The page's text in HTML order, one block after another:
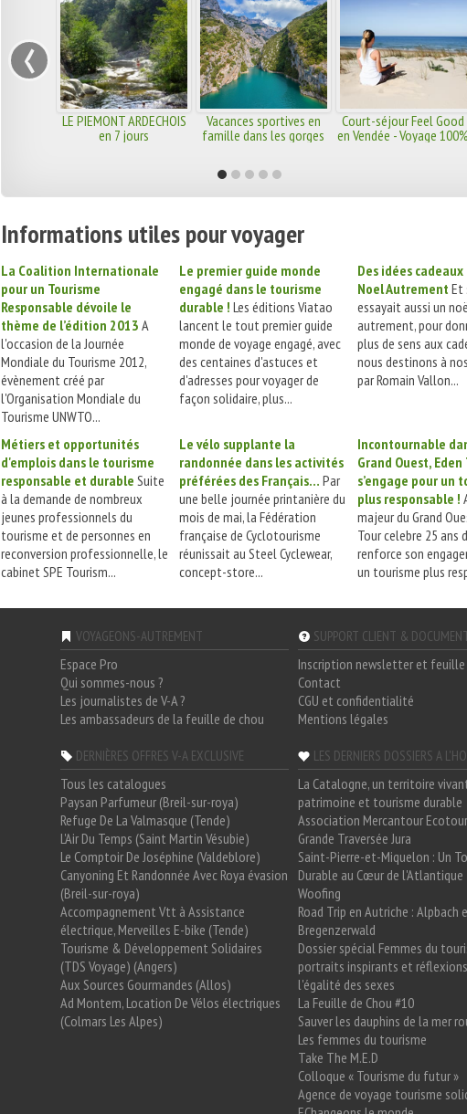
LE PIEMONT ARDECHOIS
en 7 jours
Vacances sportives en
famille dans les gorges
Court-séjour Feel Good
en Vendée - Voyage 100%
‹
Informations utiles pour voyager
La Coalition Internationale
pour un Tourisme
Responsable dévoile le
thème de l’édition 2013 A
l'occasion de la Journée
Mondiale du Tourisme 2012,
évènement créé par
l'Organisation Mondiale du
Tourisme UNWTO...
Le premier guide monde
engagé dans le tourisme
durable ! Les éditions Viatao
lancent le tout premier guide
monde de voyage engagé, avec
des centaines d'astuces et
d'adresses pour voyager de
façon solidaire, plus...
Des idées
Noel Autrement Et
essayait aussi un
autrement, pour
plus de sens aux
nous destinons à
par Romain Vallon...
Métiers et opportunités
d'emplois dans le tourisme
responsable et durable Suite
à la demande de nombreux
jeunes professionnels du
tourisme et de personnes en
reconversion professionnelle, le
cabinet SPE Tourism...
Le vélo supplante la
randonnée dans les activités
préférées des Français… Par
une belle journée printanière du
mois de mai, la Fédération
française de Cyclotourisme
réunissait au Steel Cyclewear,
concept-store...
Incontournable
Grand Ouest, Eden
s’engage pour un
plus responsable !
majeur du Grand
Tour celebre 25
renforce son
un tourisme plus
VOYAGEONS-AUTREMENT
Espace Pro
Qui sommes-nous ?
Les journalistes de V-A ?
Les ambassadeurs de la feuille de chou
SUPPORT CLIENT &
Inscription newsletter et feuille
Contact
CGU et confidentialité
Mentions légales
DERNIÈRES OFFRES V-A EXCLUSIVE
Tous les catalogues
Paysan Parfumeur (Breil-sur-roya)
Refuge De La Valmasque (Tende)
L'Air Du Temps (Saint Martin Vésubie)
Le Comptoir De Joséphine (Valdeblore)
Canyoning Et Randonnée Avec Roya évasion
(Breil-sur-roya)
Accompagnement Vtt à Assistance
électrique, Merveilles E-bike (Tende)
Tourisme & Développement Solidaires
(TDS Voyage) (Angers)
Aux Sources Gourmandes (Allos)
Ad Montem, Location De Vélos électriques
(Colmars Les Alpes)
LES DERNIERS DOSSIERS A
La Catalogne, un territoire
patrimoine et tourisme durable
Association Mercantour
Grande Traversée Jura
Saint-Pierre-et-Miquelon : Un
Durable au Cœur de l'Atlantique
Woofing
Road Trip en Autriche : Alpbach
Bregenzerwald
Dossier spécial Femmes du
portraits inspirants et
l'égalité des sexes
La Feuille de Chou #10
Sauver les dauphins de la mer
Les femmes du tourisme
Take The M.E.D
Colloque « Tourisme du futur »
Agence de voyage tourisme